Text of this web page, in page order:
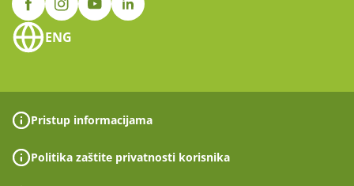
ENG
Pristup informacijama
Politika zaštite privatnosti korisnika